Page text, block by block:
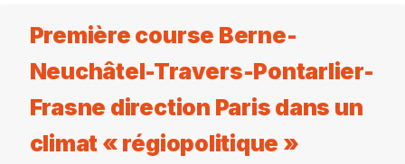
Première course Berne-
Neuchâtel-Travers-Pontarlier-
Frasne direction Paris dans un
climat « régiopolitique »